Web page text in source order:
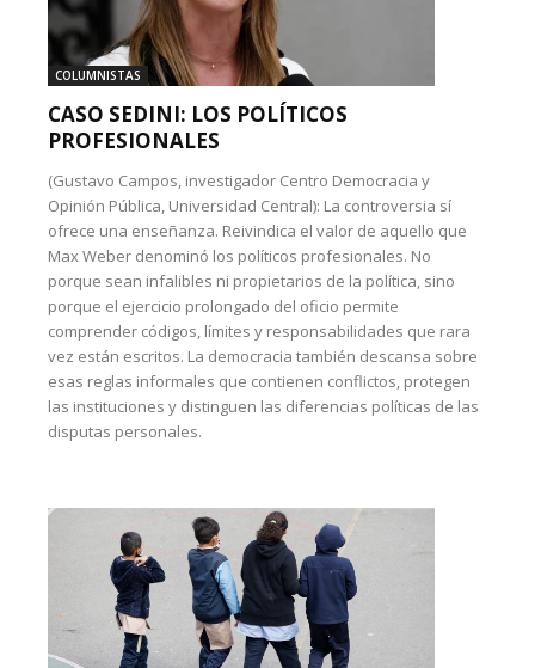
COLUMNISTAS
CASO SEDINI: LOS POLÍTICOS
PROFESIONALES
(Gustavo Campos, investigador Centro Democracia y
Opinión Pública, Universidad Central): La controversia sí
ofrece una enseñanza. Reivindica el valor de aquello que
Max Weber denominó los políticos profesionales. No
porque sean infalibles ni propietarios de la política, sino
porque el ejercicio prolongado del oficio permite
comprender códigos, límites y responsabilidades que rara
vez están escritos. La democracia también descansa sobre
esas reglas informales que contienen conflictos, protegen
las instituciones y distinguen las diferencias políticas de las
disputas personales.